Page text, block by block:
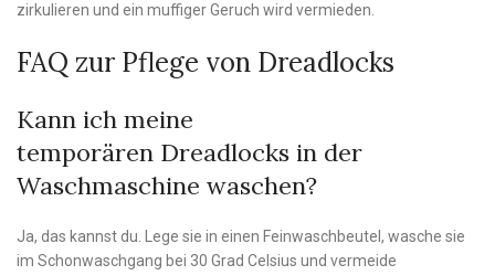
zirkulieren und ein muffiger Geruch wird vermieden.
FAQ zur Pflege von Dreadlocks
Kann ich meine
temporären Dreadlocks in der
Waschmaschine waschen?
Ja, das kannst du. Lege sie in einen Feinwaschbeutel, wasche sie
im Schonwaschgang bei 30 Grad Celsius und vermeide